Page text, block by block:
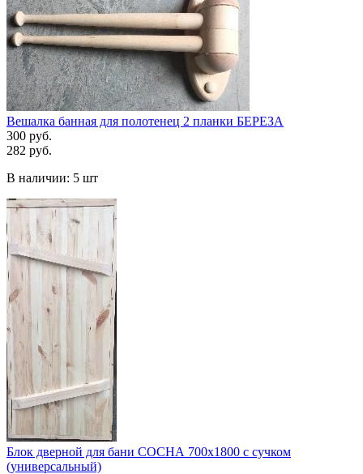
Вешалка банная для полотенец 2 планки БЕРЕЗА
300 руб.
282 руб.
В наличии: 5 шт
Блок дверной для бани СОСНА 700х1800 с сучком
(универсальный)